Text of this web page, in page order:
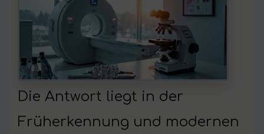
Die Antwort liegt in der
Früherkennung und modernen